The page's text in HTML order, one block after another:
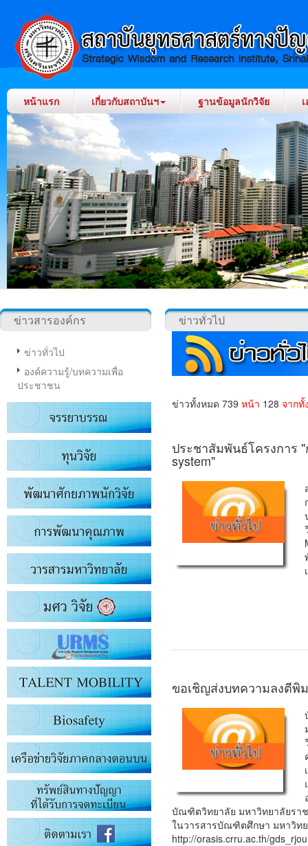
หน้าแรก เกี่ยวกับสถาบันฯ ฐานข้อมูลนักวิจัย
ข่าวสารองค์กร
ข่าวทั่วไป
องค์ความรู้/บทความเพื่อ
ประชาชน
ข่าวทั่วไป
ข่าวทั้งหมด 739 หน้า 128 จากทั้
ประชาสัมพันธ์โครงการ
system"
ขอเชิญส่งบทความลงตีพิ
บัณฑิตวิทยาลัย มหาวิทยาลัยรา
ในวารสารบัณฑิตศึกษา มหาวิทย
http://orasis.crru.ac.th/